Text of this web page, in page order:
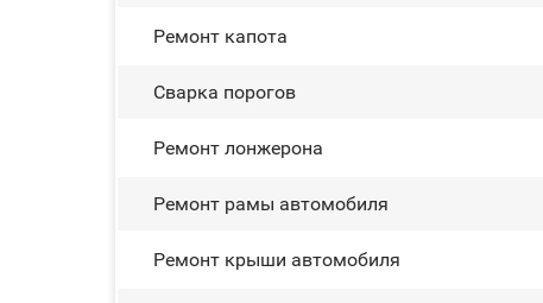
Ремонт капота
Сварка порогов
Ремонт лонжерона
Ремонт рамы автомобиля
Ремонт крыши автомобиля